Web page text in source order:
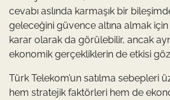
cevabı aslında karmaşık bir
geleceğini güvence altına almak için
karar olarak da görülebilir, ancak
ekonomik gerçekliklerin de etkisi
Türk Telekom’un satılma sebepleri
hem stratejik faktörleri hem de